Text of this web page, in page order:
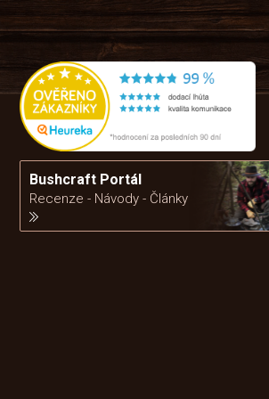
Bushcraft Portál
Recenze - Návody - Články